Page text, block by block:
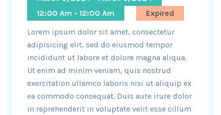
12:00 Am - 12:00 Am
Expired
Lorem ipsum dolor sit amet, consectetur
adipisicing elit, sed do eiusmod tempor
incididunt ut labore et dolore magna aliqua.
Ut enim ad minim veniam, quis nostrud
exercitation ullamco laboris nisi ut aliquip ex
ea commodo consequat. Duis aute irure dolor
in reprehenderit in voluptate velit esse cillum